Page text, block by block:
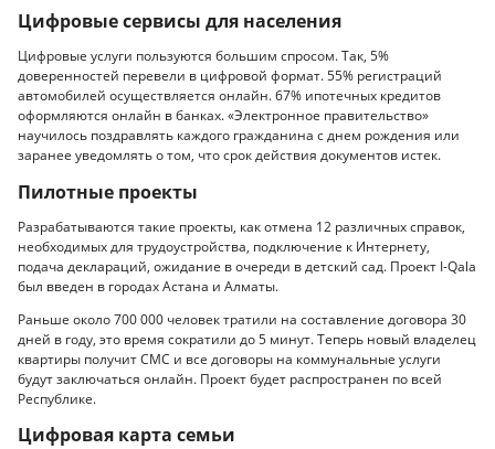
Цифровые сервисы для населения
Цифровые услуги пользуются большим спросом. Так, 5%
доверенностей перевели в цифровой формат. 55% регистраций
автомобилей осуществляется онлайн. 67% ипотечных кредитов
оформляются онлайн в банках. «Электронное правительство»
научилось поздравлять каждого гражданина с днем рождения или
заранее уведомлять о том, что срок действия документов истек.
Пилотные проекты
Разрабатываются такие проекты, как отмена 12 различных справок,
необходимых для трудоустройства, подключение к Интернету,
подача деклараций, ожидание в очереди в детский сад. Проект I-Qala
был введен в городах Астана и Алматы.
Раньше около 700 000 человек тратили на составление договора 30
дней в году, это время сократили до 5 минут. Теперь новый владелец
квартиры получит СМС и все договоры на коммунальные услуги
будут заключаться онлайн. Проект будет распространен по всей
Республике.
Цифровая карта семьи